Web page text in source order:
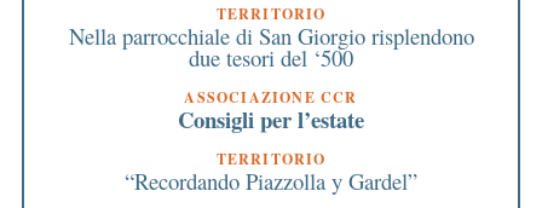
TERRITORIO
Nella parrocchiale di San Giorgio risplendono
due tesori del ‘500
ASSOCIAZIONE CCR
Consigli per l’estate
TERRITORIO
“Recordando Piazzolla y Gardel”